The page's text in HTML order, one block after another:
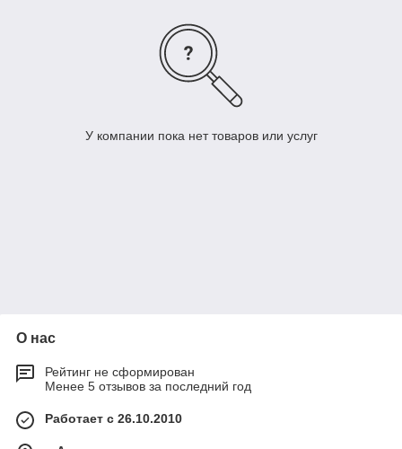
У компании пока нет товаров или услуг
О нас
Рейтинг не сформирован
Менее 5 отзывов за последний год
Работает с 26.10.2010